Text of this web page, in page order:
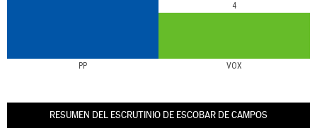
PP VOX
4
RESUMEN DEL ESCRUTINIO DE ESCOBAR DE CAMPOS